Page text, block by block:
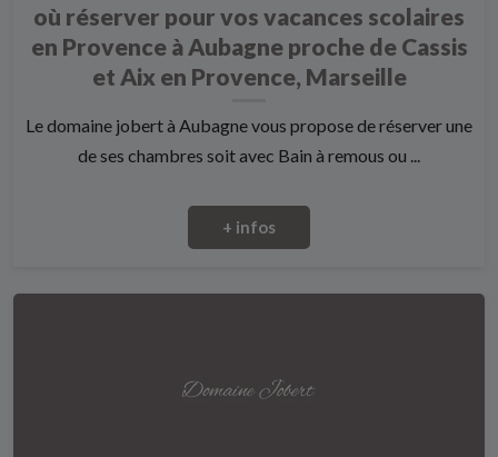
où réserver pour vos vacances scolaires
en Provence à Aubagne proche de Cassis
et Aix en Provence, Marseille
Le domaine jobert à Aubagne vous propose de réserver une
de ses chambres soit avec Bain à remous ou ...
+ infos